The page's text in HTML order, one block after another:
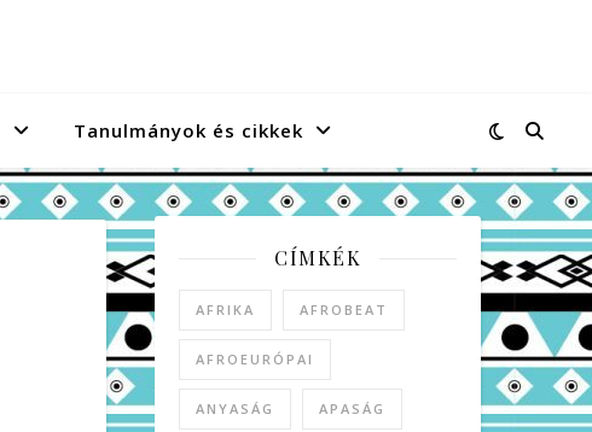
Tanulmányok és cikkek
CÍMKÉK
AFRIKA AFROBEAT
AFROEURÓPAI
ANYASÁG APASÁG